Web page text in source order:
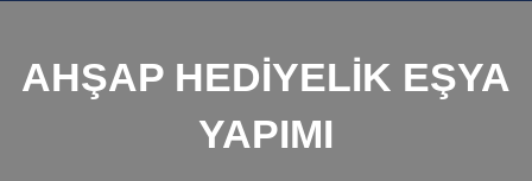
AHŞAP HEDİYELİK EŞYA
YAPIMI